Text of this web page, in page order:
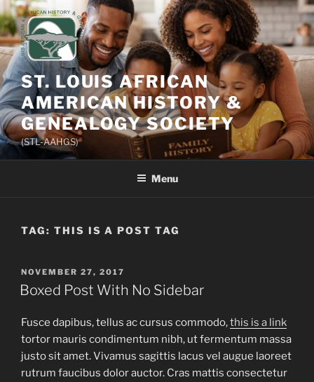
Skip
to
content
ST. LOUIS AFRICAN
AMERICAN HISTORY &
GENEALOGY SOCIETY
(STL-AAHGS)
Menu
TAG: THIS IS A POST TAG
POSTED
ON
NOVEMBER 27, 2017
Boxed Post With No Sidebar
Fusce dapibus, tellus ac cursus commodo,this is a link
tortor mauris condimentum nibh, ut fermentum massa
justo sit amet. Vivamus sagittis lacus vel augue laoreet
rutrum faucibus dolor auctor. Cras mattis consectetur